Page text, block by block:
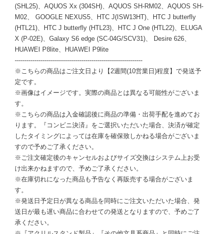
(SHL25)、AQUOS Xx (304SH)、AQUOS SH-RM02、AQUOS SH-
M02、 GOOGLE NEXUS5、HTC J(ISW13HT)、HTC J butterfly
(HTL21)、HTC J butterfly (HTL23)、HTC J One (HTL22)、ELUGA
X (P-02E)、Galaxy S6 edge (SC-04G/SCV31)、 Desire 626、
HUAWEI P8lite、HUAWEI P9lite
-----------------------------------------------------------------
※こちらの商品はご注文日より【2週間(10営業日)程度】で発送予
定です。
※画像はイメージです。実際の商品とは異なる可能性がございま
す。
※こちらの商品は入金確認後に商品の準備・出荷手配を進めてお
ります。『コンビニ決済』をご選択いただいた場合、決済が確定
したタイミングによっては在庫を確保致しかねる場合がございま
すので予めご了承ください。
※ご注文確定後のキャンセルおよびサイズ交換はシステム上お受
け出来かねますので、予めご了承ください。
※在庫切れになった商品も予告なく再販売する場合がございま
す。
※発送日予定日が異なる商品を同時にご注文いただいた場合、発
送日が最も遅い商品に合わせての発送となりますので、予めご了
承ください。